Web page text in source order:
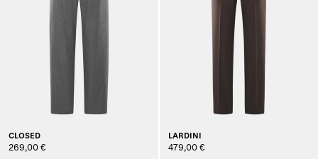
CLOSED
269,00 €
LARDINI
479,00 €